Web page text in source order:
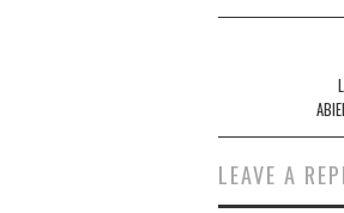
LEAVE A